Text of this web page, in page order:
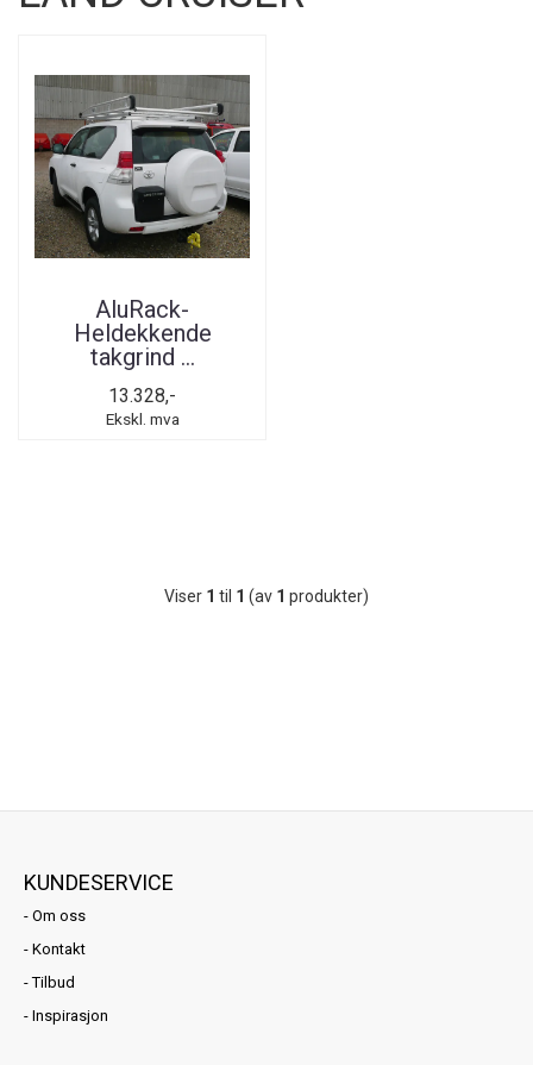
AluRack-
Heldekkende
takgrind ...
13.328,-
Ekskl. mva
Viser 1 til 1 (av 1 produkter)
KUNDESERVICE
- Om oss
- Kontakt
-Tilbud
- Inspirasjon